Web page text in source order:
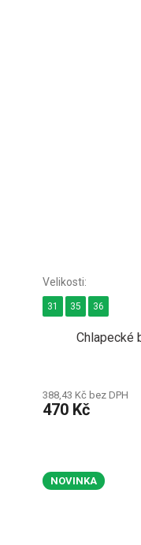
Chlapecké
388,43 Kč bez DPH
470 Kč
31 35 36
NOVINKA